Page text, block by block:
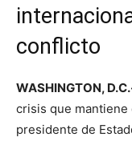
conflicto
WASHINGTON,
crisis que mantiene
presidente de